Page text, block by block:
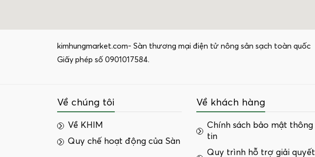
kimhungmarket.com- Sàn thương mại điện tử nông sản sạch toàn quốc
Giấy phép số 0901017584.
Về chúng tôi
Về KHIM
Quy chế hoạt động của Sàn
Về khách hàng
Chính sách bảo mật thông
tin
Quy trình hỗ trợ giải quyết